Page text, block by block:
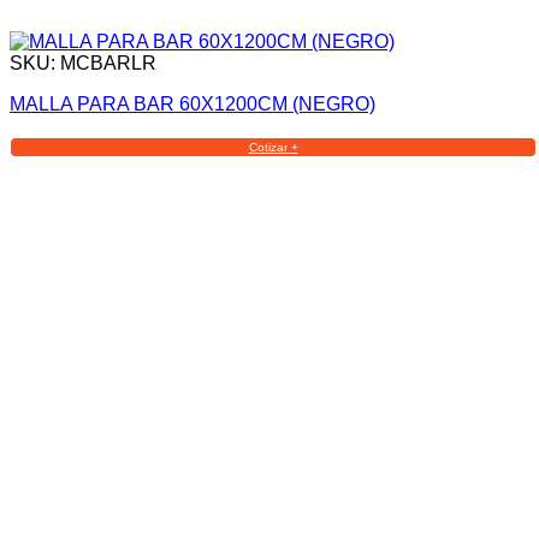
SKU: MCBARLR
MALLA PARA BAR 60X1200CM (NEGRO)
Cotizar +